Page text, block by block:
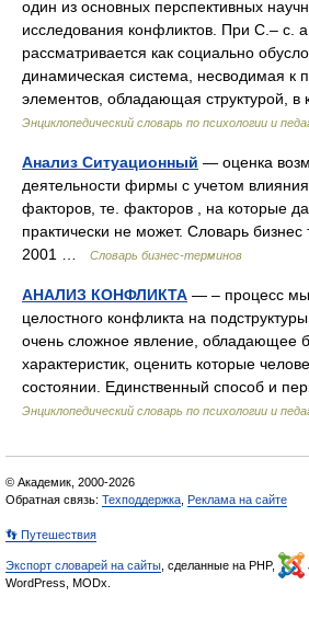
один из основных перспективных
исследования конфликтов. При С.– с.
рассматривается как социально
динамическая система, несводимая к
элементов, обладающая структурой,
Энциклопедический словарь по психологии и
Анализ Ситуационный — оценка
деятельности фирмы с учетом
факторов, те. факторов , на которые
практически не может. Словарь
2001 …
Словарь бизнес-терминов
АНАЛИЗ КОНФЛИКТА — – процесс
целостного конфликта на
очень сложное явление, обладающее
характеристик, оценить которые
состоянии. Единственный способ и
Энциклопедический словарь по психологии и
© Академик, 2000-2026
Обратная связь: Техподдержка Реклама на сайте
👣 Путешествия
Экспорт словарей на сайты , сделанные на PHP,
WordPress, MODx.